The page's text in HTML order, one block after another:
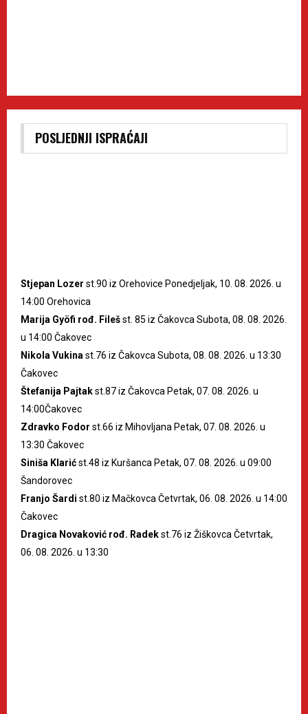
POSLJEDNJI ISPRAĆAJI
Stjepan Lozer st.90 iz Orehovice Ponedjeljak, 10. 08. 2026. u
14:00 Orehovica
Marija Gyöfi rođ. Filešst. 85 iz Čakovca Subota, 08. 08. 2026.
u 14:00 Čakovec
Nikola Vukina st.76 iz Čakovca Subota, 08. 08. 2026. u 13:30
Čakovec
Štefanija Pajtakst.87 iz Čakovca Petak, 07. 08. 2026. u
14:00Čakovec
Zdravko Fodor st.66 iz Mihovljana Petak, 07. 08. 2026. u
13:30 Čakovec
Siniša Klarićst.48 iz Kuršanca Petak, 07. 08. 2026. u 09:00
Šandorovec
Franjo Šardi st.80 iz Mačkovca Četvrtak, 06. 08. 2026. u 14:00
Čakovec
Dragica Novaković rođ. Radekst.76 iz Žiškovca Četvrtak,
06. 08. 2026. u 13:30